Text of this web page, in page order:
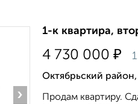
›
1-к квартира,
4 730 000 ₽
Октябрьский
Продам квартиру.